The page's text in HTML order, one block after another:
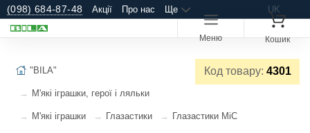
(098) 684-87-48 Акції Про нас Ще UK
Меню Кошик
Код товару: 4301
"BILA"
М'які іграшки, герої і ляльки
М'які іграшки Глазастики Глазастики MiC